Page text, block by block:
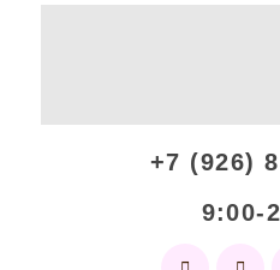
+7 (926)
9:00-